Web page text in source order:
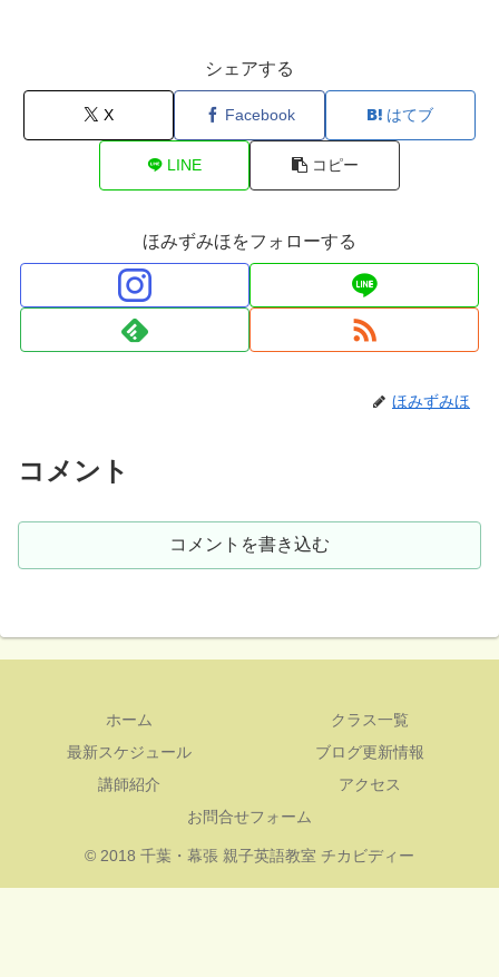
シェアする
X Facebook はてブ
LINE コピー
ほみずみほをフォローする
ほみずみほ
コメント
コメントを書き込む
ホーム
クラス一覧
最新スケジュール
ブログ更新情報
講師紹介
アクセス
お問合せフォーム
© 2018 千葉・幕張 親子英語教室 チカビディー